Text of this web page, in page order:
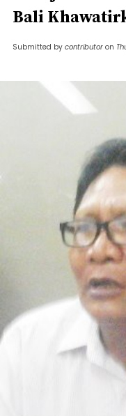
Bali
Submitted by contributor on